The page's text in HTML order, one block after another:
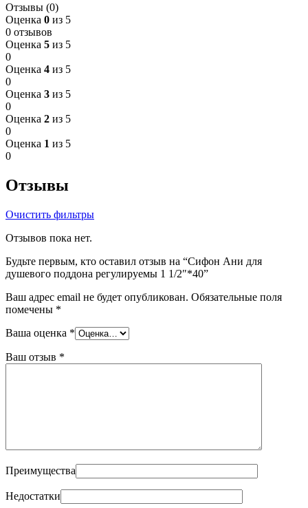
Отзывы (0)
Оценка 0 из 5
0 отзывов
Оценка 5 из 5
0
Оценка 4 из 5
0
Оценка 3 из 5
0
Оценка 2 из 5
0
Оценка 1 из 5
0
Отзывы
Очистить фильтры
Отзывов пока нет.
Будьте первым, кто оставил отзыв на “Сифон Ани для
душевого поддона регулируемы 1 1/2″*40”
Ваш адрес email не будет опубликован. Обязательные поля
помечены *
Ваша оценка *
Ваш отзыв *
Преимущества
Недостатки